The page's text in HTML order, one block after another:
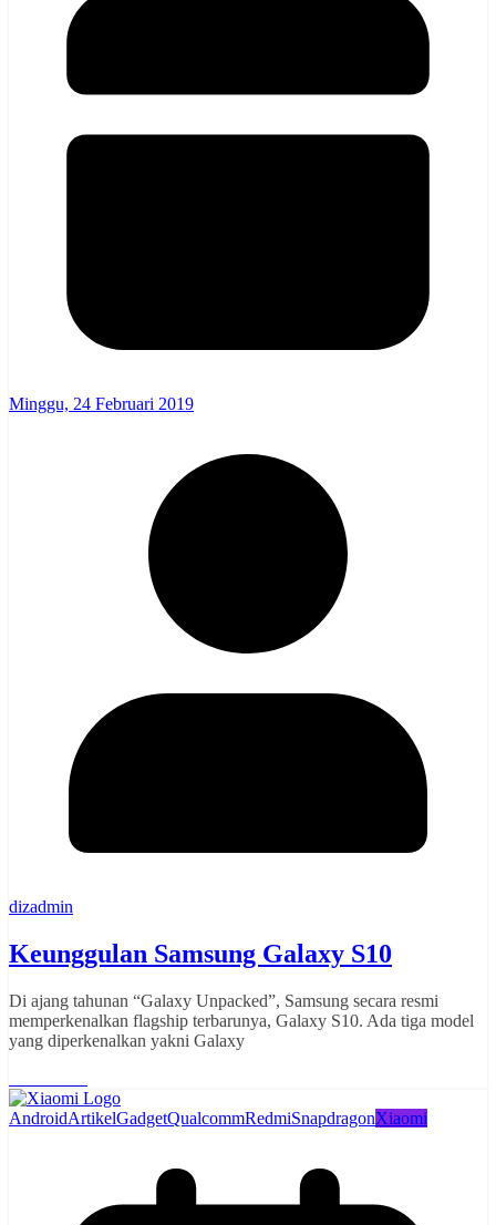
Minggu, 24 Februari 2019
dizadmin
Keunggulan Samsung Galaxy S10
Di ajang tahunan “Galaxy Unpacked”, Samsung secara resmi
memperkenalkan flagship terbarunya, Galaxy S10. Ada tiga model
yang diperkenalkan yakni Galaxy
AndroidArtikelGadgetQualcommRedmiSnapdragonXiaomi